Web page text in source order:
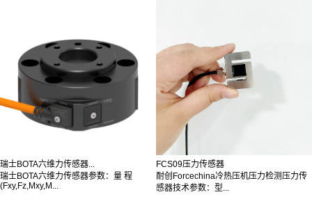
瑞士BOTA六维力传感器...
瑞士BOTA六维力传感器参数：量 程
(Fxy,Fz,Mxy,M...
FCS09压力传感器
耐创Forcechina冷热压机压力检测压力传
感器技术参数：型...